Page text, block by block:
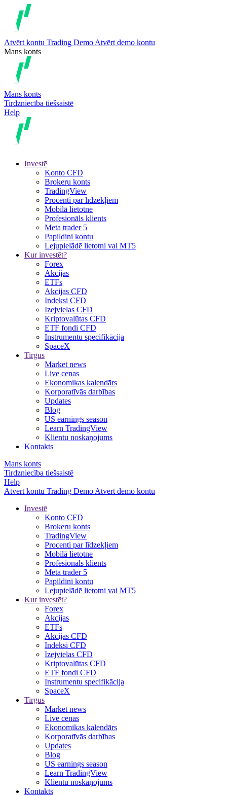
Atvērt kontu Trading Demo Atvērt demo kontu
Mans konts
Mans konts
Tirdzniecība tiešsaistē
Help
Investē
Konto CFD
Brokeru konts
TradingView
Procenti par līdzekļiem
Mobilā lietotne
Profesionāls klients
Meta trader 5
Papildini kontu
Lejupielādē lietotni vai MT5
Kur investēt?
Forex
Akcijas
ETFs
Akcijas CFD
Indeksi CFD
Izejvielas CFD
Kriptovalūtas CFD
ETF fondi CFD
Instrumentu specifikācija
SpaceX
Tirgus
Market news
Live cenas
Ekonomikas kalendārs
Korporatīvās darbības
Updates
Blog
US earnings season
Learn TradingView
Klientu noskaņojums
Kontakts
Mans konts
Tirdzniecība tiešsaistē
Help
Atvērt kontu Trading Demo Atvērt demo kontu
Investē
Konto CFD
Brokeru konts
TradingView
Procenti par līdzekļiem
Mobilā lietotne
Profesionāls klients
Meta trader 5
Papildini kontu
Lejupielādē lietotni vai MT5
Kur investēt?
Forex
Akcijas
ETFs
Akcijas CFD
Indeksi CFD
Izejvielas CFD
Kriptovalūtas CFD
ETF fondi CFD
Instrumentu specifikācija
SpaceX
Tirgus
Market news
Live cenas
Ekonomikas kalendārs
Korporatīvās darbības
Updates
Blog
US earnings season
Learn TradingView
Klientu noskaņojums
Kontakts